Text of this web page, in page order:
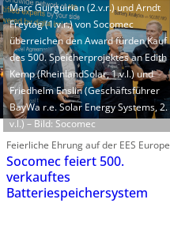
Marc Guirguirian (2.v.r.) und Arndt
Freytag (1.v.r.) von Socomec
überreichen den Award fürden Kauf
des 500. Speicherprojektes an Edith
Kemp (RheinlandSolar, 1.v.l.) und
Friedhelm Enslin (Geschäftsführer
BayWa r.e. Solar Energy Systems, 2.
v.l.) – Bild: Socomec
Feierliche Ehrung auf der EES Europe
Socomec feiert 500.
verkauftes
Batteriespeichersystem